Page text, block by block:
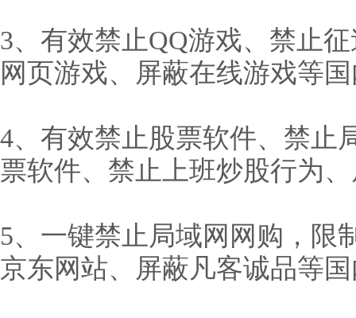
3、有效禁止QQ游戏、禁止
网页游戏、屏蔽在线游戏等
4、有效禁止股票软件、禁止
票软件、禁止上班炒股行为
5、一键禁止局域网网购，限
京东网站、屏蔽凡客诚品等